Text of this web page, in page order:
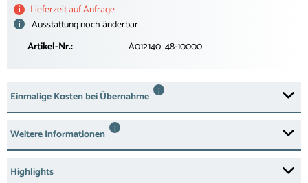
i
Lieferzeit auf Anfrage
i
Ausstattung noch änderbar
Artikel-Nr.:
A012140_48-10000
Einmalige Kosten bei Übernahme i
Weitere Informationen i
Highlights